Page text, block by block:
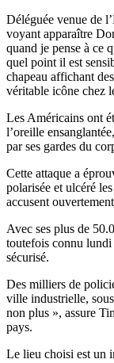
Déléguée venue de
voyant apparaître
quand je pense à ce
quel point il est
chapeau affichant
véritable icône chez
Les Américains ont
l’oreille
par ses gardes du
Cette attaque a
polarisée et ulcéré
accusent
Avec ses plus de
toutefois connu
sécurisé.
Des milliers de
ville industrielle,
non plus », assure
pays.
Le lieu choisi est un